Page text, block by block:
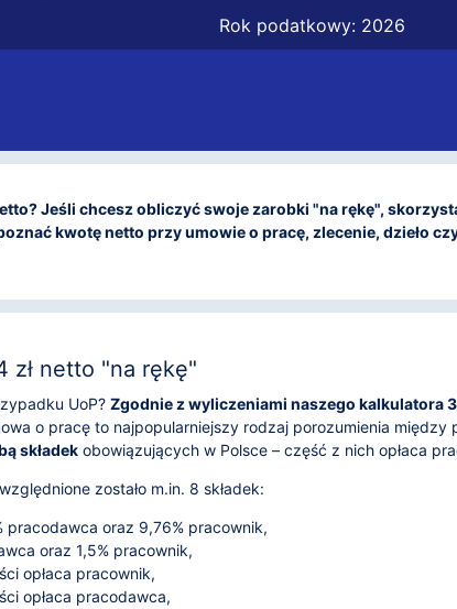
Rok podatkowy: 2026
Jeśli chcesz obliczyć swoje zarobki "na rękę",
kwotę netto przy umowie o pracę, zlecenie, dzieło
zł netto "na rękę"
UoP? Zgodnie z wyliczeniami naszego kalkulatora
o pracę to najpopularniejszy rodzaj porozumienia
składek obowiązujących w Polsce – część z nich opłaca
zostało m.in. 8 składek:
pracodawca oraz 9,76% pracownik,
oraz 1,5% pracownik,
opłaca pracownik,
opłaca pracodawca,